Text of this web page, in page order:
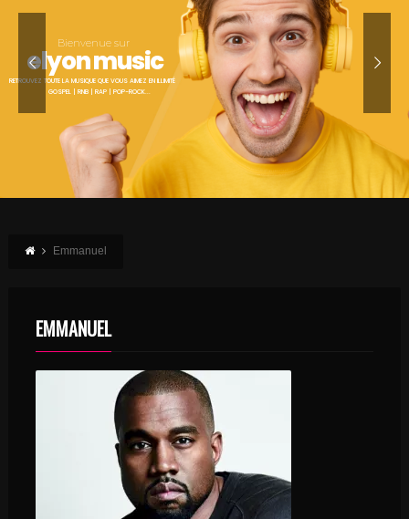
Bienvenue sur
elyon music
RETROUVEZ TOUTE LA MUSIQUE QUE VOUS AIMEZ EN ILLIMITÉ
GOSPEL | RNB | RAP | POP-ROCK...
Emmanuel
EMMANUEL